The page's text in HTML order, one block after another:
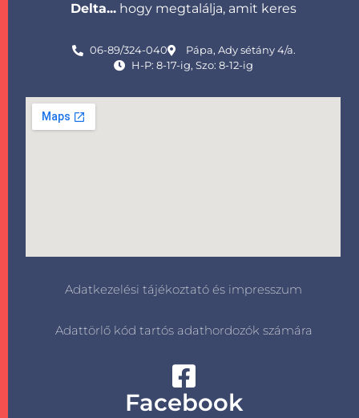
Delta... hogy megtalálja, amit keres
06-89/324-040
Pápa, Ady sétány 4/a.
H-P: 8-17-ig, Szo: 8-12-ig
Adatkezelési tájékoztató és impresszum
Adattörlő kód tartós adathordozók számára
Facebook